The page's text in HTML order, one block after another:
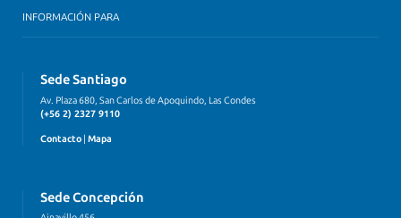
INFORMACIÓN PARA
Sede Santiago
Av. Plaza 680, San Carlos de Apoquindo, Las Condes
(+56 2) 2327 9110
Contacto | Mapa
Sede Concepción